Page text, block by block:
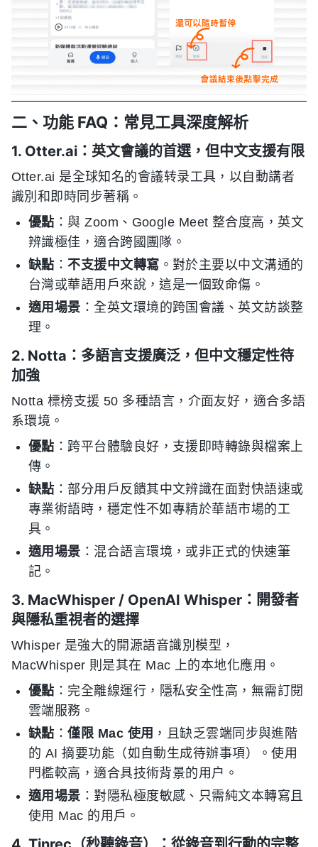
二、功能 FAQ：常見工具深度解析
1. Otter.ai：英文會議的首選，但中文支援有限
Otter.ai 是全球知名的會議转录工具，以自動講者
識別和即時同步著稱。
優點 ：與 Zoom、Google Meet 整合度高，英文
辨識極佳，適合跨國團隊。
缺點 ：不支援中文轉寫 。對於主要以中文溝通的
台灣或華語用戶來說，這是一個致命傷。
適用場景 ：全英文環境的跨国會議、英文訪談整
理。
2. Notta：多語言支援廣泛，但中文穩定性待
加強
Notta 標榜支援 50 多種語言，介面友好，適合多語
系環境。
優點 ：跨平台體驗良好，支援即時轉錄與檔案上
傳。
缺點 ：部分用戶反饋其中文辨識在面對快語速或
專業術語時，穩定性不如專精於華語市場的工
具。
適用場景 ：混合語言環境，或非正式的快速筆
記。
3. MacWhisper / OpenAI Whisper：開發者
與隱私重視者的選擇
Whisper 是強大的開源語音識別模型，
MacWhisper 則是其在 Mac 上的本地化應用。
優點 ：完全離線運行，隱私安全性高，無需訂閱
雲端服務。
缺點 ：僅限 Mac 使用 ，且缺乏雲端同步與進階
的 AI 摘要功能（如自動生成待辦事項）。使用
門檻較高，適合具技術背景的用户。
適用場景 ：對隱私極度敏感、只需純文本轉寫且
使用 Mac 的用戶。